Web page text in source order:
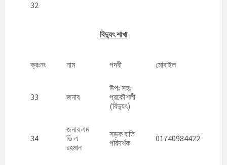
32
বিদ্যুৎ শাখা
ক্রঃনং নাম পদবী মোবাইল
33 জনাব
উপঃ সহঃ
প্রকৌশলী
(বিদ্যুৎ)
34
জনাব এম
ডি এ
রহমান
সড়ক বাতি
পরিদর্শক
01740984422